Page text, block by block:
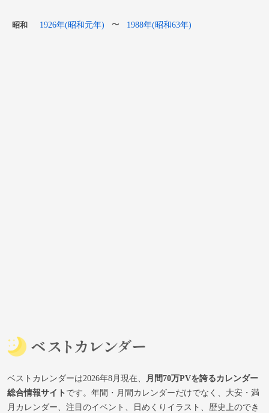
昭和 1926年(昭和元年) 〜 1988年(昭和63年)
ベストカレンダーは2026年8月現在、
月間70万PVを誇るカレンダー
総合情報サイトです。年間・月間カレンダーだけでなく、大安・満
月カレンダー、注目のイベント、日めくりイラスト、歴史上のでき